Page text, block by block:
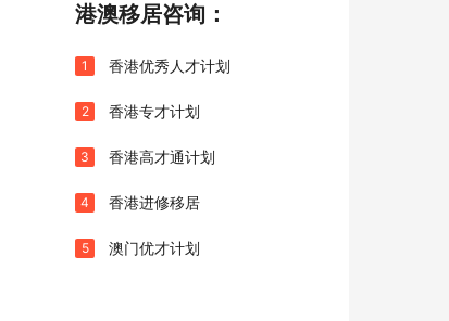
港澳移居咨询：
1 香港优秀人才计划
2 香港专才计划
3 香港高才通计划
4 香港进修移居
5 澳门优才计划